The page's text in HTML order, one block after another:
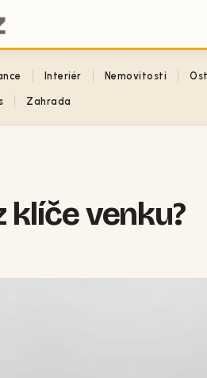
Interiér Nemovitosti
Zahrada
klíče venku?